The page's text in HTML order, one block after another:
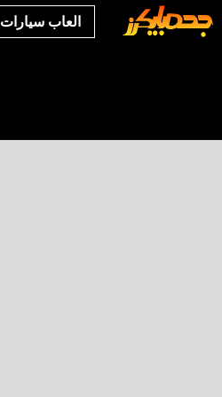
العاب سيارات